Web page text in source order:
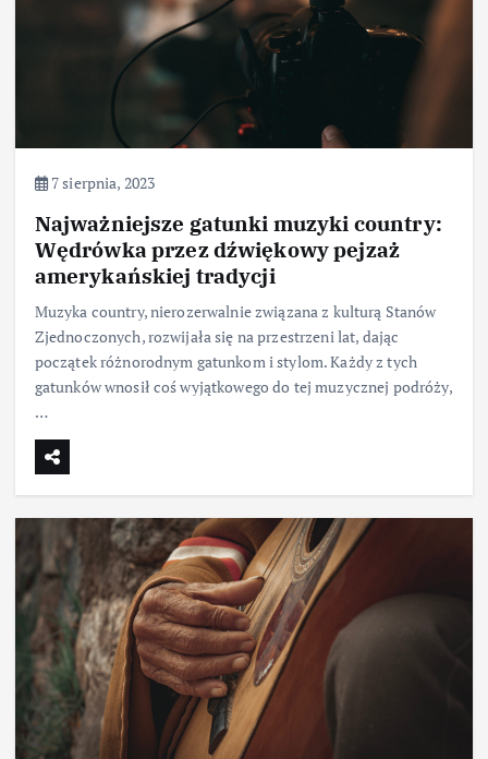
7 sierpnia, 2023
Najważniejsze gatunki muzyki country:
Wędrówka przez dźwiękowy pejzaż
amerykańskiej tradycji
Muzyka country, nierozerwalnie związana z kulturą Stanów
Zjednoczonych, rozwijała się na przestrzeni lat, dając
początek różnorodnym gatunkom i stylom. Każdy z tych
gatunków wnosił coś wyjątkowego do tej muzycznej podróży,
…